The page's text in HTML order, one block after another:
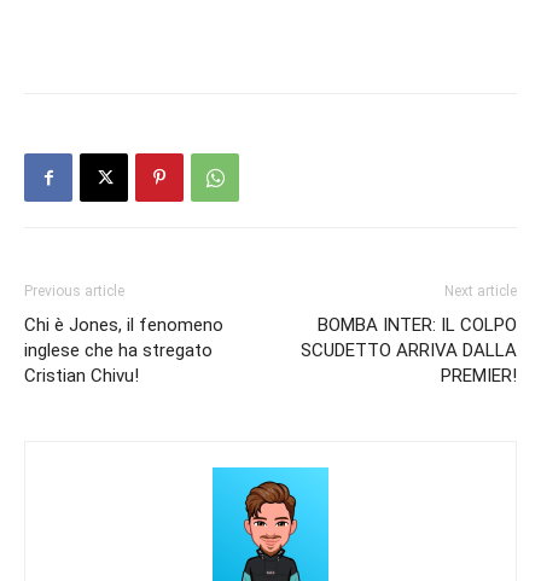
Previous article
Chi è Jones, il fenomeno
inglese che ha stregato
Cristian Chivu!
Next article
BOMBA INTER: IL COLPO
SCUDETTO ARRIVA DALLA
PREMIER!